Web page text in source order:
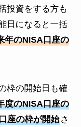
投資をする方も
日になると一括
年のNISA口座の
枠の開始日も確
度のNISA口座の
座の枠が開始さ